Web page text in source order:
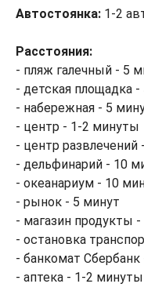
Автостоянка: 1-2
Расстояния:
- пляж галечный - 5
- детская площадка -
- набережная - 5
- центр - 1-2 минуты
- центр развлечений
- дельфинарий - 10
- океанариум - 10
- рынок - 5 минут
- магазин продукты
- остановка
- банкомат
- аптека - 1-2 минуты